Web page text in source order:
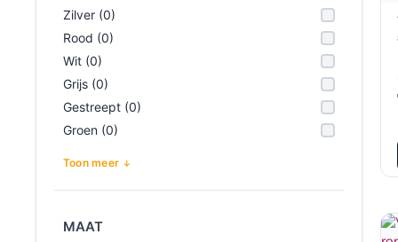
Zilver (0)
Rood (0)
Wit (0)
Grijs (0)
Gestreept (0)
Groen (0)
Toon meer
MAAT